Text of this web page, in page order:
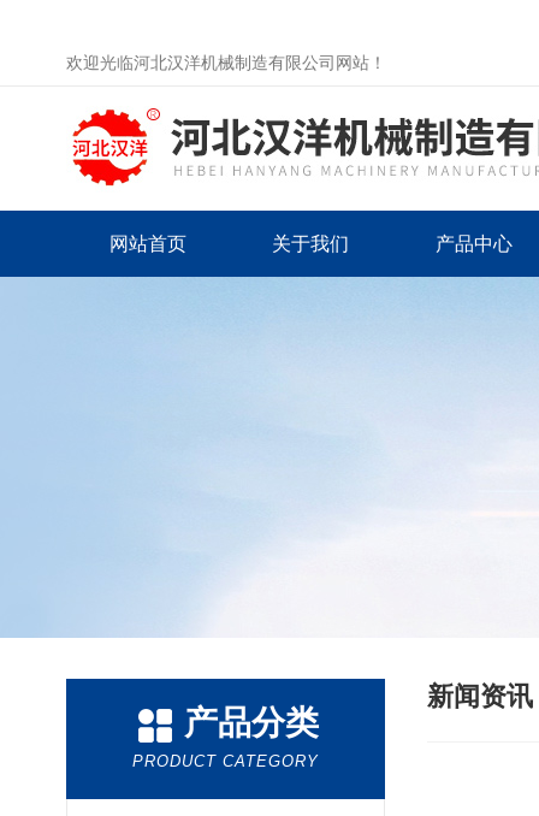
欢迎光临河北汉洋机械制造有限公司网站！
网站首页 关于我们 产品中心
产品分类
PRODUCT CATEGORY
新闻资讯